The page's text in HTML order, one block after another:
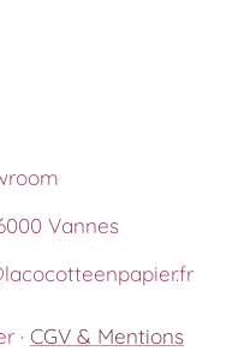
Vannes
· CGV & Mentions